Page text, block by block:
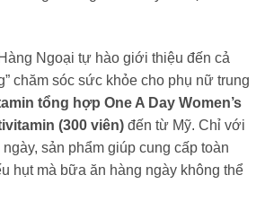
Ngoại tự hào giới thiệu đến cả
chăm sóc sức khỏe cho phụ nữ trung
tổng hợp One A Day Women’s
(300 viên) đến từ Mỹ. Chỉ với
sản phẩm giúp cung cấp toàn
hụt mà bữa ăn hàng ngày không thể